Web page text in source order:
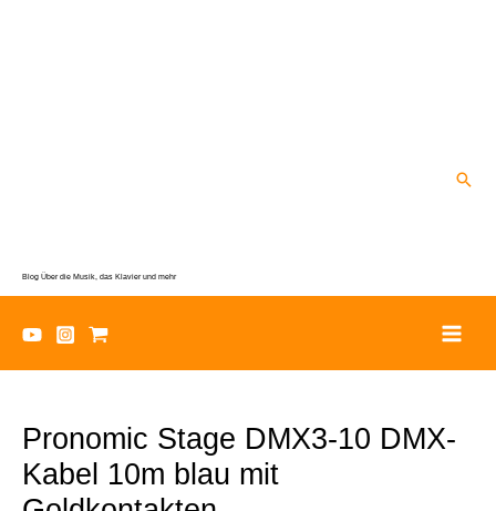
Blog Über die Musik, das Klavier und mehr
Pronomic Stage DMX3-10 DMX-
Kabel 10m blau mit